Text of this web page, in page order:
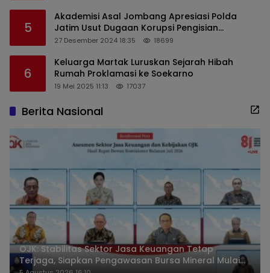
5
Akademisi Asal Jombang Apresiasi Polda
Jatim Usut Dugaan Korupsi Pengisian
Perangkat Desa di Kediri
27 Desember 2024 18:35 18699
6
Keluarga Martak Luruskan Sejarah Hibah
Rumah Proklamasi ke Soekarno
19 Mei 2025 11:13 17037
Berita Nasional
OJK: Stabilitas Sektor Jasa Keuangan Tetap
Terjaga, Siapkan Pengawasan Bursa Mineral Mulai